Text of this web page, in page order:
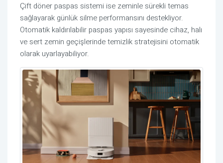
Çift döner paspas sistemi ise zeminle sürekli temas
sağlayarak günlük silme performansını destekliyor.
Otomatik kaldırılabilir paspas yapısı sayesinde cihaz, halı
ve sert zemin geçişlerinde temizlik stratejisini otomatik
olarak uyarlayabiliyor.